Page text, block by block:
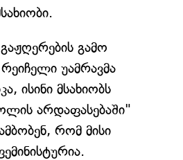
გაჟღერების გამო
უამრავმა
ისინი მსახიობს
არდაფასებაში"
რომ მისი